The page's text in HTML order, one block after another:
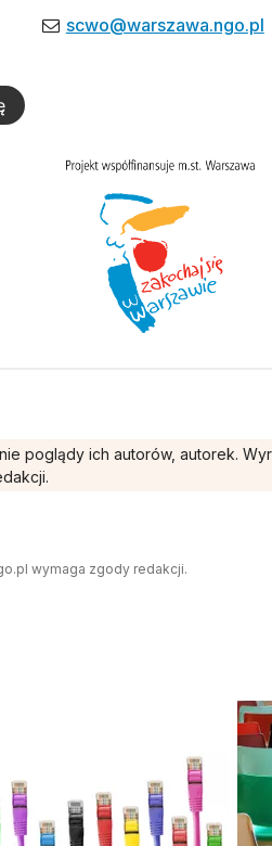
scwo@warszawa.ngo.pl
poglądy ich autorów, autorek.
wymaga zgody redakcji.